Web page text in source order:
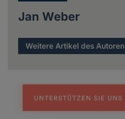
Jan Weber
Weitere Artikel des Autoren